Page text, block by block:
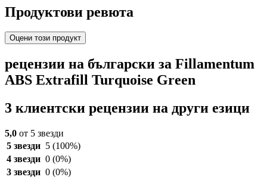
Продуктови ревюта
Оцени този продукт
рецензии на български за Fillamentum
ABS Extrafill Turquoise Green
3 клиентски рецензии на други езици
5,0 от 5 звезди
5 звезди 5 (100%)
4 звезди 0 (0%)
3 звезди 0 (0%)